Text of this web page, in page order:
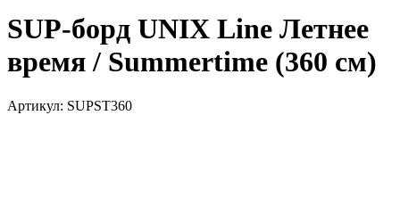
SUP-борд UNIX Line Летнее
время / Summertime (360 см)
Артикул: SUPST360